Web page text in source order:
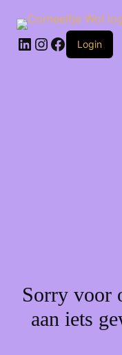
naar
inhoudLinkedIn
Instagram
Facebook
Login
Sorry voor
aan iets